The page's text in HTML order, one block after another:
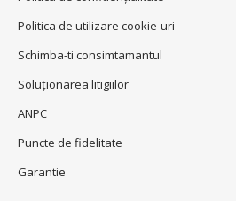
Politica de utilizare cookie-uri
Schimba-ti consimtamantul
Soluționarea litigiilor
ANPC
Puncte de fidelitate
Garantie